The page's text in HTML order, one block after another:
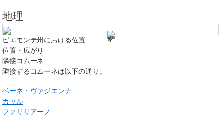
地理
ピエモンテ州における位置
位置・広がり
隣接コムーネ
隣接するコムーネは以下の通り。
ベーネ・ヴァジエンナ
カッル
ファリリアーノ